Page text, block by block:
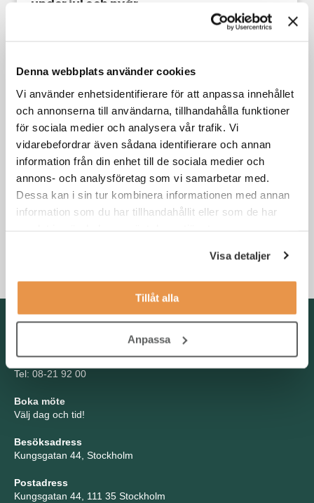
Denna webbplats använder cookies
Vi använder enhetsidentifierare för att anpassa innehållet
och annonserna till användarna, tillhandahålla funktioner
för sociala medier och analysera vår trafik. Vi
vidarebefordrar även sådana identifierare och annan
information från din enhet till de sociala medier och
annons- och analysföretag som vi samarbetar med.
Dessa kan i sin tur kombinera informationen med annan
information som du har tillhandahållit eller som de har
Visa detaljer
Tillåt alla
Anpassa
under jul och nyår
3 skäl till att byta jobb i kristider
Kontakta oss
info@tng.se
Tel: 08-21 92 00
Boka möte
Välj dag och tid!
Besöksadress
Kungsgatan 44, Stockholm
Postadress
Kungsgatan 44, 111 35 Stockholm